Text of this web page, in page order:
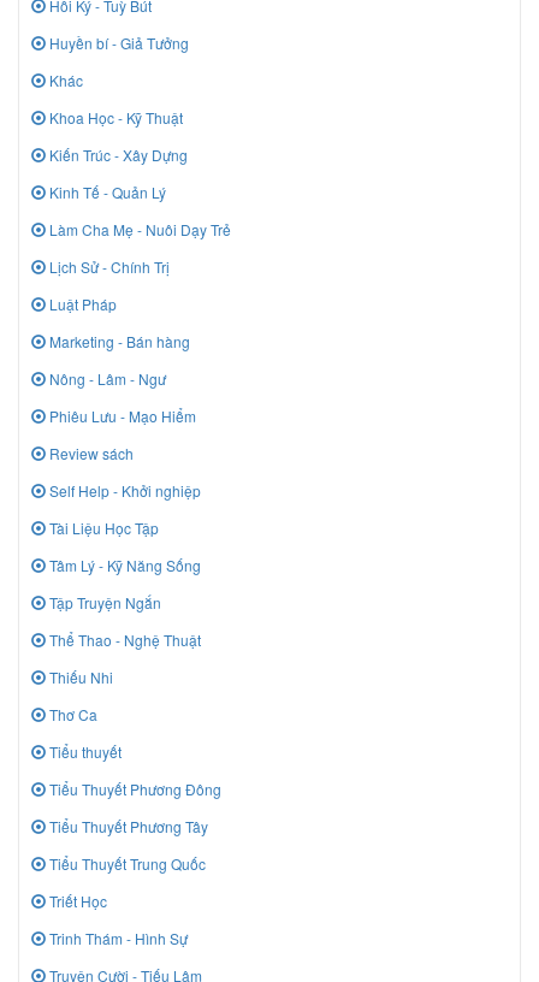
Hồi Ký - Tuỳ Bút
Huyền bí - Giả Tưởng
Khác
Khoa Học - Kỹ Thuật
Kiến Trúc - Xây Dựng
Kinh Tế - Quản Lý
Làm Cha Mẹ - Nuôi Dạy Trẻ
Lịch Sử - Chính Trị
Luật Pháp
Marketing - Bán hàng
Nông - Lâm - Ngư
Phiêu Lưu - Mạo Hiểm
Review sách
Self Help - Khởi nghiệp
Tài Liệu Học Tập
Tâm Lý - Kỹ Năng Sống
Tập Truyện Ngắn
Thể Thao - Nghệ Thuật
Thiếu Nhi
Thơ Ca
Tiểu thuyết
Tiểu Thuyết Phương Đông
Tiểu Thuyết Phương Tây
Tiểu Thuyết Trung Quốc
Triết Học
Trinh Thám - Hình Sự
Truyện Cười - Tiếu Lâm